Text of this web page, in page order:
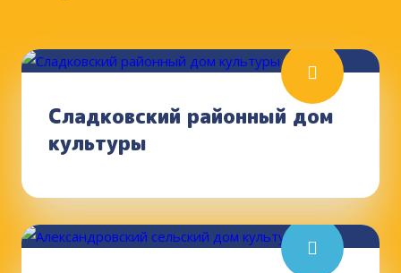
Сладковский районный дом
культуры